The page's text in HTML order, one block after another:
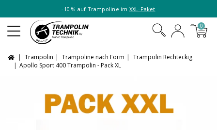
-10 % auf Trampoline im XXL-Paket
0
Trampolin Trampoline nach Form
Trampolin Rechteckig
Apollo Sport 400 Trampolin - Pack XL